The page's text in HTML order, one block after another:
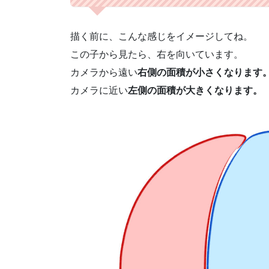
描く前に、こんな感じをイメージしてね。
この子から見たら、右を向いています。
カメラから遠い右側の面積が小さくなります
カメラに近い左側の面積が大きくなります。